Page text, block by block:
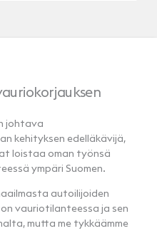
johtava
kehityksen edelläkävijä,
loistaa oman työnsä
ympäri Suomen.
autoilijoiden
vauriotilanteessa ja sen
mutta me tykkäämme